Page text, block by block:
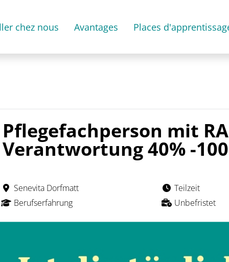
chez nous Avantages Places
Pflegefachperson mit
Verantwortung 40% -
Senevita Dorfmatt
Berufserfahrung
Teilzeit
Unbefristet